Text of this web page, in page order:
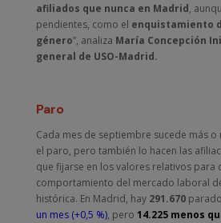
afiliados que nunca en Madrid,
pendientes, como el enquistamiento
género”, analiza María Concepción
general de USO-Madrid.
Paro
Cada mes de septiembre sucede más o
el paro, pero también lo hacen las
que fijarse en los valores relativos para
comportamiento del mercado laboral
histórica. En Madrid, hay 291.670
un mes (+0,5 %), pero 14.225 menos